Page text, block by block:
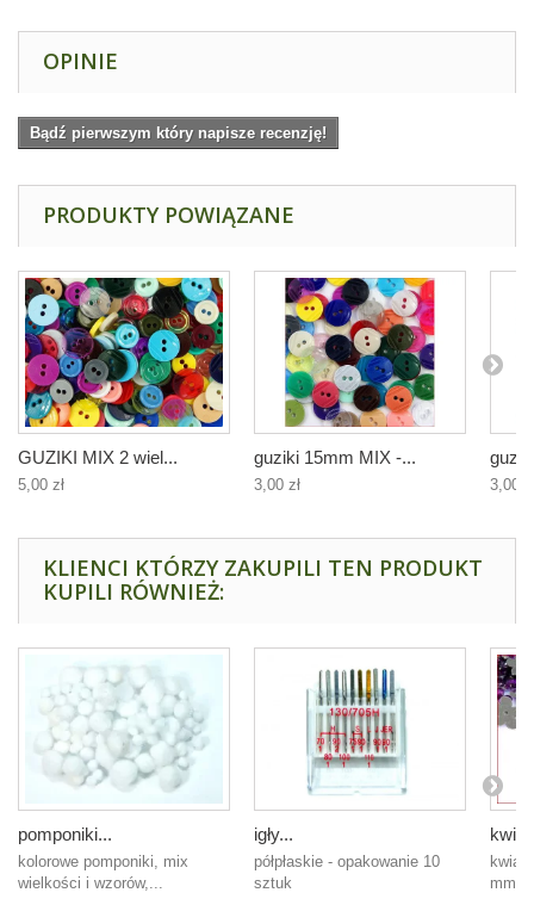
OPINIE
Bądź pierwszym który napisze recenzję!
PRODUKTY POWIĄZANE
GUZIKI MIX 2 wiel...
5,00 zł
guziki 15mm MIX -...
3,00 zł 3,00
KLIENCI KTÓRZY ZAKUPILI TEN PRODUKT
KUPILI RÓWNIEŻ:
pomponiki...
kolorowe pomponiki, mix
wielkości i wzorów,...
igły...
półpłaskie - opakowanie 10
sztuk
mm,...